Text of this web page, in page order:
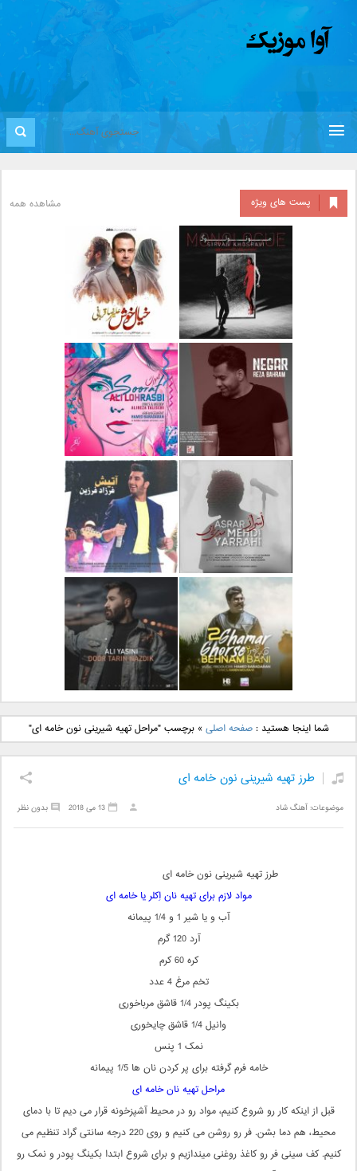
پست های ویژه مشاهده همه
دانلود آلبوم جدید سیروان
خسروی بنام مونولوگ
دانلود آهنگ جدید علیرضا
قربانی بنام خیال خوش
دانلود آهنگ جدید رضا
بهرام بنام نگار
دانلود آهنگ جدید علی
لهراسبی بنام صورت
دانلود آهنگ جدید مهدی
یراحی بنام اسرار
دانلود آهنگ جدید فرزاد
فرزین بنام آتیش
دانلود آهنگ جدید بهنام
بانی بنام قرص قمر 2
دانلود آهنگ جدید علی
یاسینی بنام دورترین نزدیک
شما اینجا هستید :صفحه اصلی »برچسب "مراحل تهیه شیرینی نون خامه ای"
طرز تهیه شیرینی نون خامه ای
موضوعات:آهنگ شاد بدون نظر 13 می 2018
طرز تهیه شیرینی نون خامه ای
مواد لازم برای تهیه نان اِکلر یا خامه ای
آب و یا شیر 1 و 1/4 پیمانه
آرد 120 گرم
کره 60 کرم
تخم مرغ 4 عدد
بکینگ پودر 1/4 قاشق مرباخوری
وانیل 1/4 قاشق چایخوری
نمک 1 پنس
خامه فرم گرفته برای پر کردن نان ها 1/5 پیمانه
مراحل تهیه نان خامه ای
قبل از اینکه کار رو شروع کنیم، مواد رو در محیط آشپزخونه قرار می دیم تا با دمای
محیط، هم دما بشن. فر رو روشن می کنیم و روی 220 درجه سانتی گراد تنظیم می
کنیم. کف سینی فر رو کاغذ روغنی میندازیم و برای شروع ابتدا بکینگ پودر و نمک رو